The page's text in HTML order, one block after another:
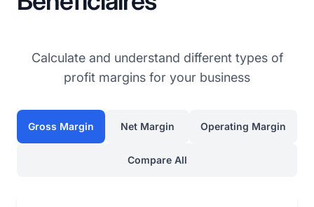
Calculate and understand different types of
profit margins for your business
Gross Margin Net Margin Operating Margin
Compare All